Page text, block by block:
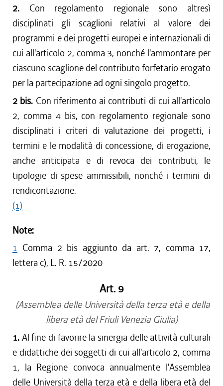
2. Con regolamento regionale sono altresì
disciplinati gli scaglioni relativi al valore dei
programmi e dei progetti europei e internazionali di
cui all'articolo 2, comma 3, nonché l'ammontare per
ciascuno scaglione del contributo forfetario erogato
per la partecipazione ad ogni singolo progetto.
2 bis. Con riferimento ai contributi di cui all'articolo
2, comma 4 bis, con regolamento regionale sono
disciplinati i criteri di valutazione dei progetti, i
termini e le modalità di concessione, di erogazione,
anche anticipata e di revoca dei contributi, le
tipologie di spese ammissibili, nonché i termini di
rendicontazione.
(1)
Note:
1 Comma 2 bis aggiunto da art. 7, comma 17,
lettera c), L. R. 15/2020
Art. 9
(Assemblea delle Università della terza età e della
libera età del Friuli Venezia Giulia)
1. Al fine di favorire la sinergia delle attività culturali
e didattiche dei soggetti di cui all'articolo 2, comma
1, la Regione convoca annualmente l'Assemblea
delle Università della terza età e della libera età del